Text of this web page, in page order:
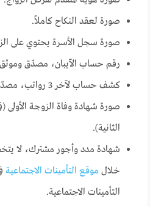
صورة لعقد النكاح كاملاً.
صورة سجل الأسرة يحتوي على
رقم حساب الآيبان، مصدّق
كشف حساب لآخر 3 رواتب، مصدّق من البنك التجاري.
صورة شهادة وفاة الزوجة الأولى
الثانية).
خلال موقع التأمينات الاجتماعية
التأمينات الاجتماعية.